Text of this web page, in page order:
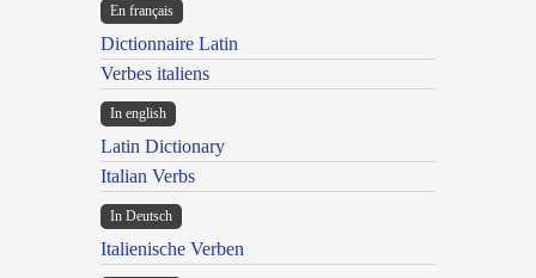
En français
Dictionnaire Latin
Verbes italiens
In english
Latin Dictionary
Italian Verbs
In Deutsch
Italienische Verben